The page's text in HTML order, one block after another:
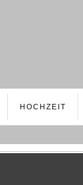
HOCHZEIT